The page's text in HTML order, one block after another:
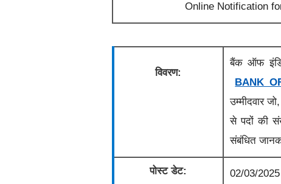
Online Notification
विवरण:
बैंक ऑफ
BANK
उम्मीदवार
से पदों की
संबंधित
पोस्ट डेट: 02/03/